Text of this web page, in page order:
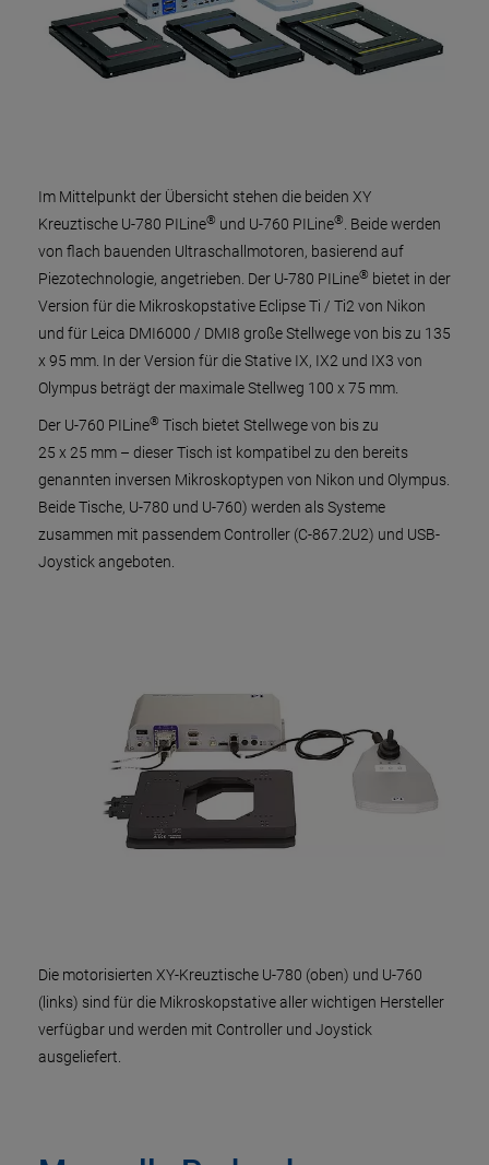
Im Mittelpunkt der Übersicht stehen die beiden XY
Kreuztische U-780 PILine® und U-760 PILine®
. Beide werden
von flach bauenden Ultraschallmotoren, basierend auf
Piezotechnologie, angetrieben. Der U-780 PILine® bietet in der
Version für die Mikroskopstative Eclipse Ti / Ti2 von Nikon
und für Leica DMI6000 / DMI8 große Stellwege von bis zu 135
x 95 mm. In der Version für die Stative IX, IX2 und IX3 von
Olympus beträgt der maximale Stellweg 100 x 75 mm.
Der U-760 PILine® Tisch bietet Stellwege von bis zu
25 x 25 mm – dieser Tisch ist kompatibel zu den bereits
genannten inversen Mikroskoptypen von Nikon und Olympus.
Beide Tische, U-780 und U-760) werden als Systeme
zusammen mit passendem Controller (C-867.2U2) und USB-
Joystick angeboten.
Die motorisierten XY-Kreuztische U-780 (oben) und U-760
(links) sind für die Mikroskopstative aller wichtigen Hersteller
verfügbar und werden mit Controller und Joystick
ausgeliefert.